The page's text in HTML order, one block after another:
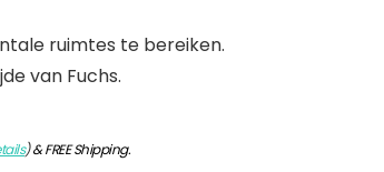
ruimtes te bereiken.
van Fuchs.
)&FREE Shipping.